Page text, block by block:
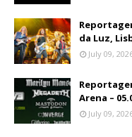
da Luz,
July 09,
Arena –
July 09,